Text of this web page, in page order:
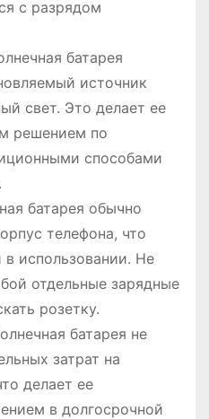
с разрядом
батарея
источник
свет. Это делает ее
решением по
способами
батарея обычно
телефона, что
в использовании. Не
отдельные зарядные
розетку.
батарея не
затрат на
делает ее
в долгосрочной